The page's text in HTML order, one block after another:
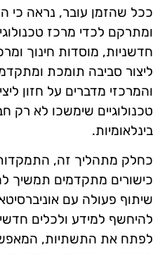
ככל שהזמן עובר, נראה כי
ומתרקם לכדי מרכז
חדשניות, מוסדות חינוך
ליצור סביבה תומכת
והמרכזי מדברים על חזון
טכנולוגיים שימשכו לא רק
בינלאומיות.
כחלק מתהליך זה,
כישורים מתקדמים תמשיך
שיתוף פעולה עם
להיחשף למידע ולכלים
לפתח את התשתיות,